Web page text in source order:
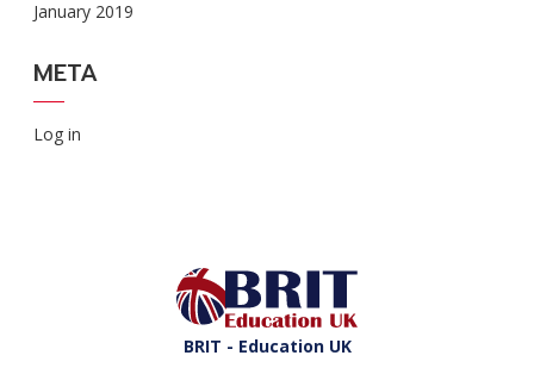
January 2019
META
Log in
BRIT - Education UK